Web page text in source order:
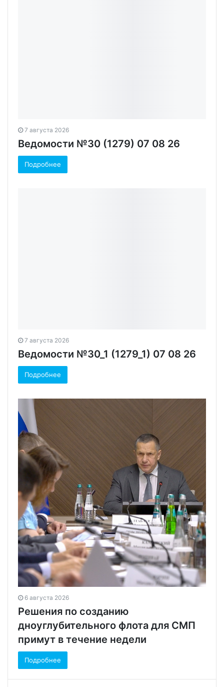
7 августа 2026
Ведомости №30 (1279) 07 08 26
Подробнее
7 августа 2026
Ведомости №30_1 (1279_1) 07 08 26
Подробнее
6 августа 2026
Решения по созданию
дноуглубительного флота для СМП
примут в течение недели
Подробнее